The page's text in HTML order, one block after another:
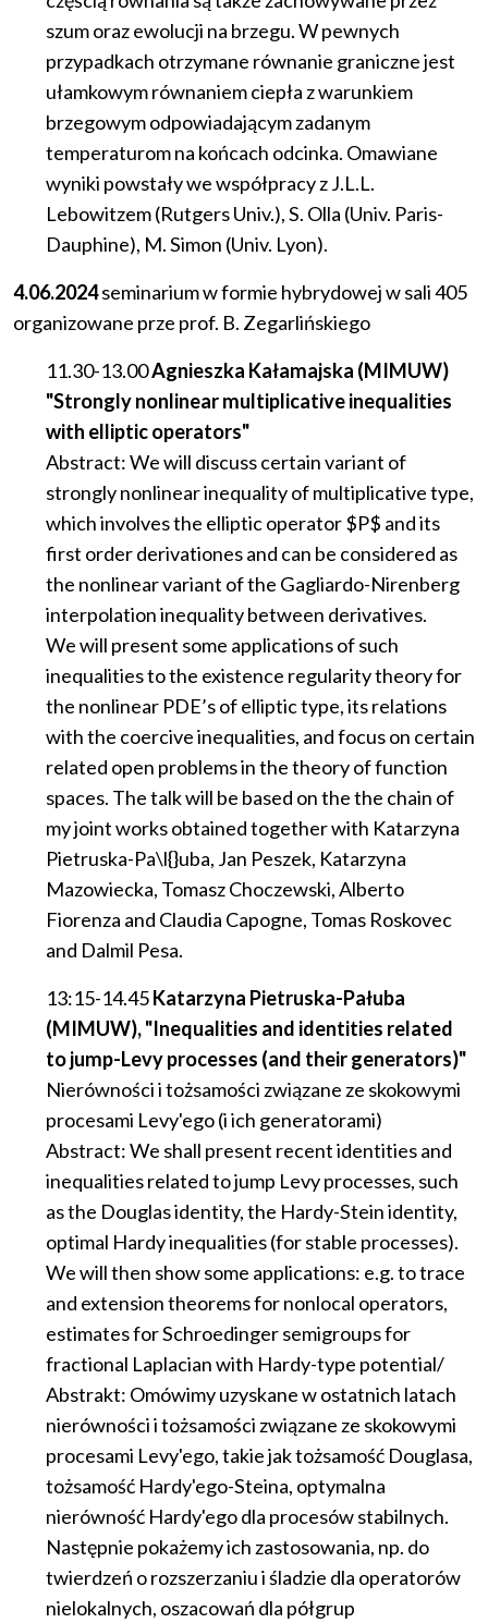
szum oraz ewolucji na brzegu. W pewnych
przypadkach otrzymane równanie graniczne jest
ułamkowym równaniem ciepła z warunkiem
brzegowym odpowiadającym zadanym
temperaturom na końcach odcinka. Omawiane
wyniki powstały we współpracy z J.L.L.
Lebowitzem (Rutgers Univ.), S. Olla (Univ. Paris-
Dauphine), M. Simon (Univ. Lyon).
4.06.2024seminariumwformie hybrydowejwsali405
organizowane prze prof. B. Zegarlińskiego
11.30-13.00Agnieszka Kałamajska (MIMUW)
"Strongly nonlinear multiplicative inequalities
with elliptic operators"
Abstract: We will discuss certain variant of
strongly nonlinear inequality of multiplicative type,
which involves the elliptic operator $P$ and its
first order derivationes and can be considered as
the nonlinear variant of the Gagliardo-Nirenberg
interpolation inequality between derivatives.
We will present some applications of such
inequalities to the existence regularity theory for
the nonlinear PDE’s of elliptic type, its relations
with the coercive inequalities, and focus on certain
related open problems in the theory of function
spaces. The talk will be based on the the chain of
my joint works obtained together with Katarzyna
Pietruska-Pa\l{}uba, Jan Peszek, Katarzyna
Mazowiecka, Tomasz Choczewski, Alberto
Fiorenza and Claudia Capogne, Tomas Roskovec
and Dalmil Pesa.
13:15-14.45Katarzyna Pietruska-Pałuba
(MIMUW), "Inequalities and identities related
to jump-Levy processes (and their generators)"
Nierówności i tożsamości związane ze skokowymi
procesami Levy'ego (i ich generatorami)
Abstract: We shall present recent identities and
inequalities related to jump Levy processes, such
as the Douglas identity, the Hardy-Stein identity,
optimal Hardy inequalities (for stable processes).
We will then show some applications: e.g. to trace
and extension theorems for nonlocal operators,
estimates for Schroedinger semigroups for
fractional Laplacian with Hardy-type potential/
Abstrakt: Omówimy uzyskane w ostatnich latach
nierówności i tożsamości związane ze skokowymi
procesami Levy'ego, takie jak tożsamość Douglasa,
tożsamość Hardy'ego-Steina, optymalna
nierówność Hardy'ego dla procesów stabilnych.
Następnie pokażemy ich zastosowania, np. do
twierdzeń o rozszerzaniu i śladzie dla operatorów
nielokalnych, oszacowań dla półgrup